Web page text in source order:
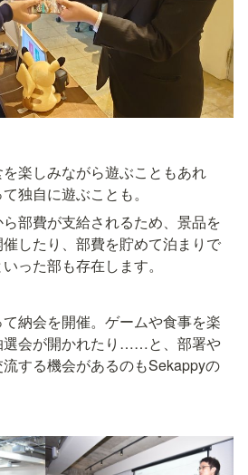
楽しみながら遊ぶこともあれ
独自に遊ぶことも。
部費が支給されるため、景品を
したり、部費を貯めて泊まりで
た部も存在します。
納会を開催。ゲームや食事を楽
選会が開かれたり……と、部署や
する機会があるのもSekappyの